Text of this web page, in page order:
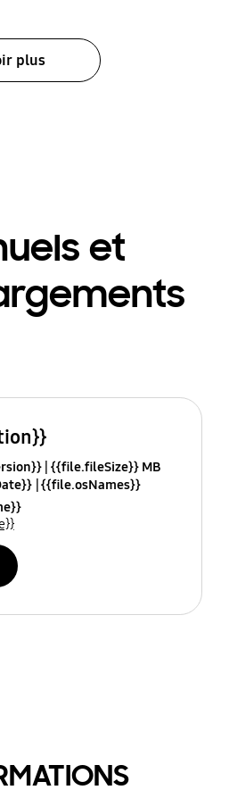
plus
et
{{file.fileSize}} MB
{{file.osNames}}